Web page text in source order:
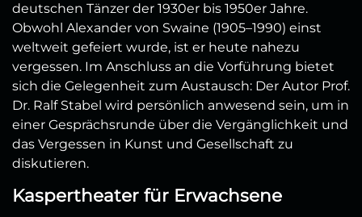
deutschen Tänzer der 1930er bis 1950er Jahre.
Obwohl Alexander von Swaine (1905–1990) einst
weltweit gefeiert wurde, ist er heute nahezu
vergessen. Im Anschluss an die Vorführung bietet
sich die Gelegenheit zum Austausch: Der Autor Prof.
Dr. Ralf Stabel wird persönlich anwesend sein, um in
einer Gesprächsrunde über die Vergänglichkeit und
das Vergessen in Kunst und Gesellschaft zu
diskutieren.
Kaspertheater für Erwachsene